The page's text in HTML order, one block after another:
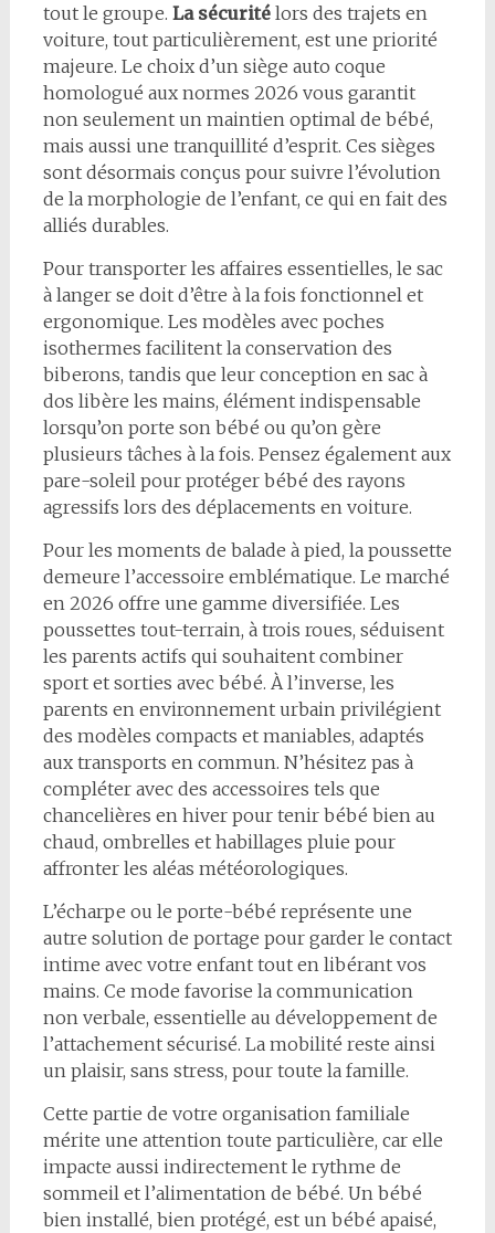
tout le groupe. La sécuritélors des trajets en
voiture, tout particulièrement, est une priorité
majeure. Le choix d’un siège auto coque
homologué aux normes 2026 vous garantit
non seulement un maintien optimal de bébé,
mais aussi une tranquillité d’esprit. Ces sièges
sont désormais conçus pour suivre l’évolution
de la morphologie de l’enfant, ce qui en fait des
alliés durables.
Pour transporter les affaires essentielles, le sac
à langer se doit d’être à la fois fonctionnel et
ergonomique. Les modèles avec poches
isothermes facilitent la conservation des
biberons, tandis que leur conception en sac à
dos libère les mains, élément indispensable
lorsqu’on porte son bébé ou qu’on gère
plusieurs tâches à la fois. Pensez également aux
pare-soleil pour protéger bébé des rayons
agressifs lors des déplacements en voiture.
Pour les moments de balade à pied, la poussette
demeure l’accessoire emblématique. Le marché
en 2026 offre une gamme diversifiée. Les
poussettes tout-terrain, à trois roues, séduisent
les parents actifs qui souhaitent combiner
sport et sorties avec bébé. À l’inverse, les
parents en environnement urbain privilégient
des modèles compacts et maniables, adaptés
aux transports en commun. N’hésitez pas à
compléter avec des accessoires tels que
chancelières en hiver pour tenir bébé bien au
chaud, ombrelles et habillages pluie pour
affronter les aléas météorologiques.
L’écharpe ou le porte-bébé représente une
autre solution de portage pour garder le contact
intime avec votre enfant tout en libérant vos
mains. Ce mode favorise la communication
non verbale, essentielle au développement de
l’attachement sécurisé. La mobilité reste ainsi
un plaisir, sans stress, pour toute la famille.
Cette partie de votre organisation familiale
mérite une attention toute particulière, car elle
impacte aussi indirectement le rythme de
sommeil et l’alimentation de bébé. Un bébé
bien installé, bien protégé, est un bébé apaisé,